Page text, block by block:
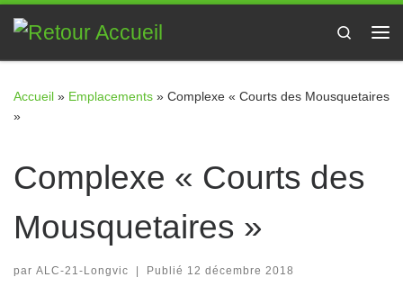
Passer au contenu
Search
Accueil » Emplacements » Complexe « Courts des Mousquetaires
»
Complexe « Courts des
Mousquetaires »
par ALC-21-Longvic | Publié 12 décembre 2018